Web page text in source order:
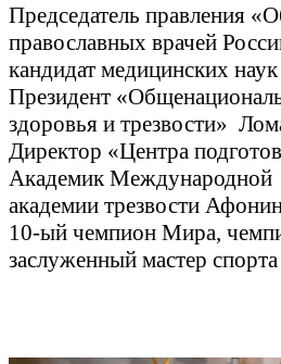
Председатель правления
православных врачей
кандидат медицинских
Президент
здоровья и трезвости»
Директор «Центра
Академик Международной
академии трезвости
10-ый чемпион Мира,
заслуженный мастер